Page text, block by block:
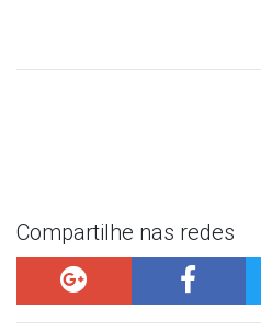
Compartilhe nas redes